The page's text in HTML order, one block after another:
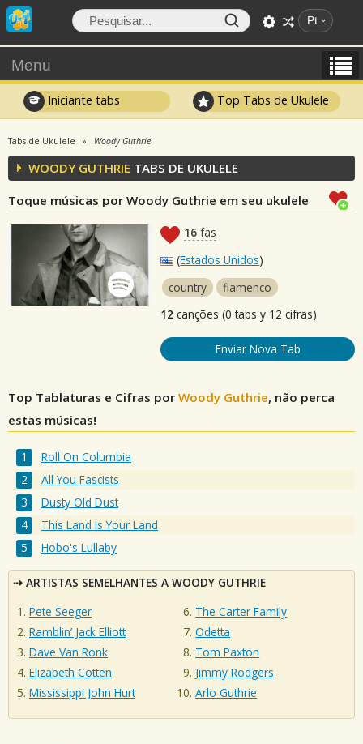
Pt
Menu
Iniciante tabs Top Tabs de Ukulele
Tabs de Ukulele Woody Guthrie
WOODY GUTHRIE TABS DE UKULELE
Toque músicas por Woody Guthrie em seu ukulele
16 fãs
(Estados Unidos)
country
flamenco
12 canções (0 tabs y 12 cifras)
Enviar Nova Tab
Top Tablaturas e Cifras por Woody Guthrie, não perca
estas músicas!
Roll On Columbia
All You Fascists
Dusty Old Dust
This Land Is Your Land
Hobo's Lullaby
ARTISTAS SEMELHANTES A WOODY GUTHRIE
Pete Seeger
Ramblin’ Jack Elliott
Dave Van Ronk
Elizabeth Cotten
Mississippi John Hurt
The Carter Family
Odetta
Tom Paxton
Jimmy Rodgers
Arlo Guthrie